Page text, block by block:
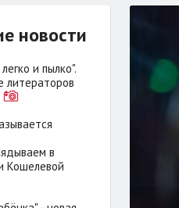
новости
и пылко".
литераторов
в
Кошелевой